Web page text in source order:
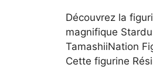
Découvrez la
magnifique
TamashiiNation
Cette figurine